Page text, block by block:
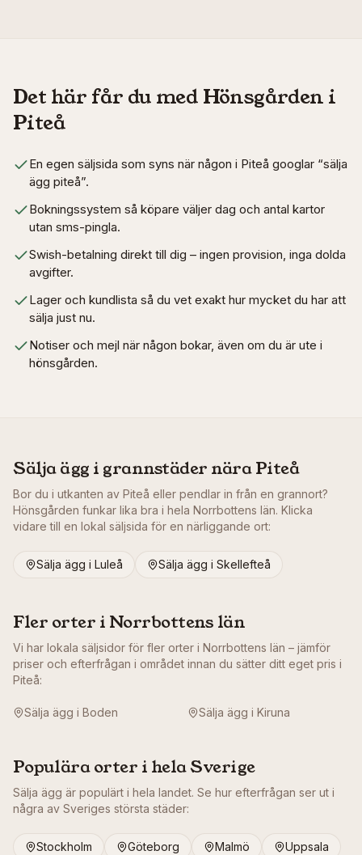
Det här får du med Hönsgården i
Piteå
En egen säljsida som syns när någon i Piteå googlar “sälja
ägg piteå”.
Bokningssystem så köpare väljer dag och antal kartor
utan sms-pingla.
Swish-betalning direkt till dig – ingen provision, inga dolda
avgifter.
Lager och kundlista så du vet exakt hur mycket du har att
sälja just nu.
Notiser och mejl när någon bokar, även om du är ute i
hönsgården.
Sälja ägg i grannstäder näraPiteå
Bor du i utkanten av Piteå eller pendlar in från en grannort?
Hönsgården funkar lika bra i hela Norrbottens län. Klicka
vidare till en lokal säljsida för en närliggande ort:
Sälja ägg i Luleå Sälja ägg i Skellefteå
Fler orter i Norrbottens län
Vi har lokala säljsidor för fler orter i Norrbottens län – jämför
priser och efterfrågan i området innan du sätter ditt eget pris i
Piteå:
Sälja ägg i Boden Sälja ägg i Kiruna
Populära orter i hela Sverige
Sälja ägg är populärt i hela landet. Se hur efterfrågan ser ut i
några av Sveriges största städer:
Stockholm Göteborg Malmö
Uppsala